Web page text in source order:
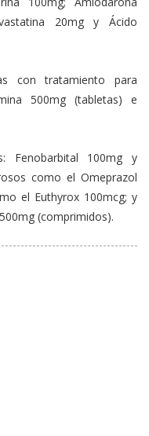
20mg y Ácido
con tratamiento para
500mg (tabletas) e
Fenobarbital 100mg y
como el Omeprazol
el Euthyrox 100mcg; y
(comprimidos).